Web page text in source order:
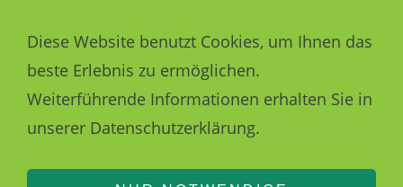
KONTAKT
Diese Website benutzt Cookies, um Ihnen das
beste Erlebnis zu ermöglichen.
Weiterführende Informationen erhalten Sie in
unserer Datenschutzerklärung.